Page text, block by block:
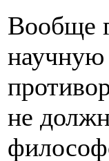
Вообще
научную
не